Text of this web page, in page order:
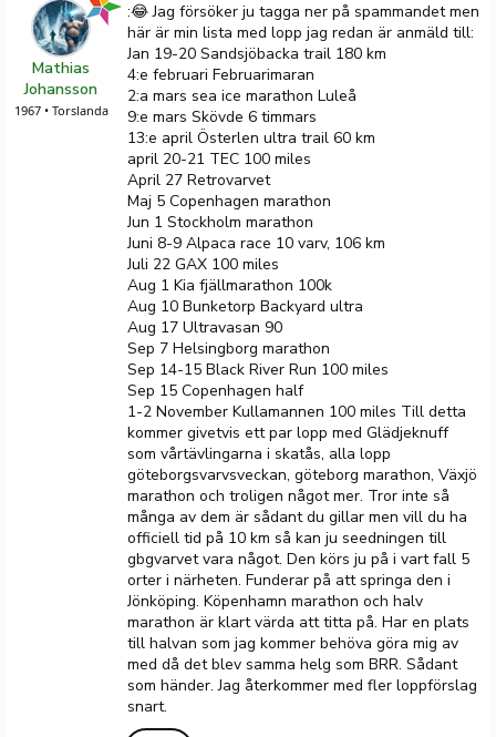
Mathias
Johansson
1967 • Torslanda
:😂 Jag försöker ju tagga ner på spammandet men
här är min lista med lopp jag redan är anmäld till:
Jan 19-20 Sandsjöbacka trail 180 km
4:e februari Februarimaran
2:a mars sea ice marathon Luleå
9:e mars Skövde 6 timmars
13:e april Österlen ultra trail 60 km
april 20-21 TEC 100 miles
April 27 Retrovarvet
Maj 5 Copenhagen marathon
Jun 1 Stockholm marathon
Juni 8-9 Alpaca race 10 varv, 106 km
Juli 22 GAX 100 miles
Aug 1 Kia fjällmarathon 100k
Aug 10 Bunketorp Backyard ultra
Aug 17 Ultravasan 90
Sep 7 Helsingborg marathon
Sep 14-15 Black River Run 100 miles
Sep 15 Copenhagen half
1-2 November Kullamannen 100 miles Till detta
kommer givetvis ett par lopp med Glädjeknuff
som vårtävlingarna i skatås, alla lopp
göteborgsvarvsveckan, göteborg marathon, Växjö
marathon och troligen något mer. Tror inte så
många av dem är sådant du gillar men vill du ha
officiell tid på 10 km så kan ju seedningen till
gbgvarvet vara något. Den körs ju på i vart fall 5
orter i närheten. Funderar på att springa den i
Jönköping. Köpenhamn marathon och halv
marathon är klart värda att titta på. Har en plats
till halvan som jag kommer behöva göra mig av
med då det blev samma helg som BRR. Sådant
som händer. Jag återkommer med fler loppförslag
snart.